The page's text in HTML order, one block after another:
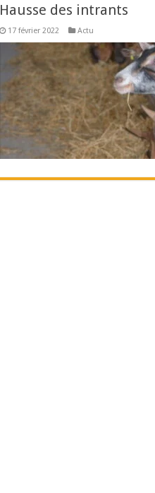
Hausse des intrants
17 février 2022 Actu